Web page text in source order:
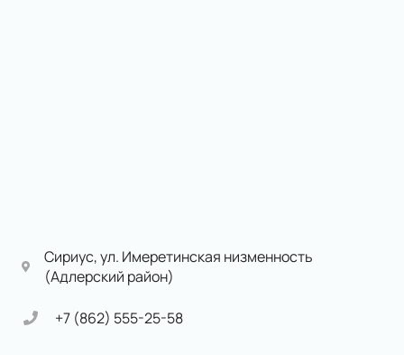
Сириус, ул. Имеретинская низменность
(Адлерский район)
+7 (862) 555-25-58